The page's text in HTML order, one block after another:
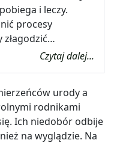
i leczy.
procesy
złagodzić…
Czytaj dalej...
urody a
rodnikami
Ich niedobór odbije
na wyglądzie. Na